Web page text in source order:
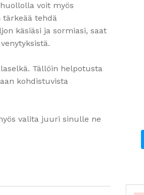
voit myös
tärkeää tehdä
käsiäsi ja sormiasi, saat
Tällöin helpotusta
kohdistuvista
valita juuri sinulle ne